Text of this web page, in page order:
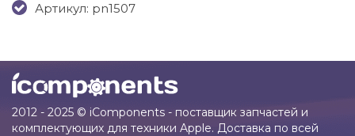
Артикул: pn1507
2012 - 2025 © iComponents - поставщик запчастей и
комплектующих для техники Apple. Доставка по всей